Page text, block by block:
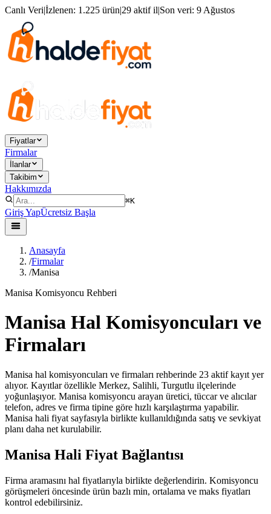
Canlı Veri|İzlenen: 1.225 ürün|29 aktif il|Son veri: 9 Ağustos
Fiyatlar
Firmalar
İlanlar
Takibim
Hakkımızda
⌘K
Giriş YapÜcretsiz Başla
Anasayfa
/Firmalar
/Manisa
Manisa Komisyoncu Rehberi
Manisa Hal Komisyoncuları ve
Firmaları
Manisa hal komisyoncuları ve firmaları rehberinde 23 aktif kayıt yer
alıyor. Kayıtlar özellikle Merkez, Salihli, Turgutlu ilçelerinde
yoğunlaşıyor. Manisa komisyoncu arayan üretici, tüccar ve alıcılar
telefon, adres ve firma tipine göre hızlı karşılaştırma yapabilir.
Manisa hali fiyat sayfasıyla birlikte kullanıldığında satış ve sevkiyat
planı daha net kurulabilir.
Manisa Hali Fiyat Bağlantısı
Firma aramasını hal fiyatlarıyla birlikte değerlendirin. Komisyoncu
görüşmeleri öncesinde ürün bazlı min, ortalama ve maks fiyatları
kontrol edebilirsiniz.